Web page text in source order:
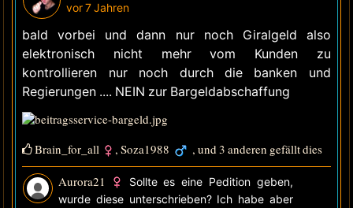
vor 7 Jahren
bald vorbei und dann nur noch Giralgeld also
elektronisch nicht mehr vom Kunden zu
kontrollieren nur noch durch die banken und
Regierungen .... NEIN zur Bargeldabschaffung
Brain_for_all ,Soza1988 , und 3 anderen gefällt dies
Aurora21
Sollte es eine Pedition geben,
wurde diese unterschrieben? Ich habe aber